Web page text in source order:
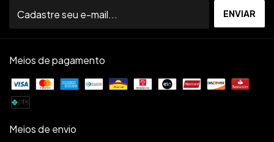
Meios de pagamento
Meios de envio